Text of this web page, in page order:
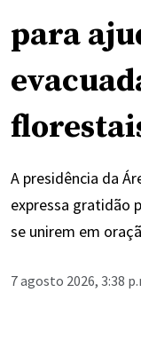
para
A presidência da
expressa gratidão
se unirem em
7 agosto 2026, 3:38